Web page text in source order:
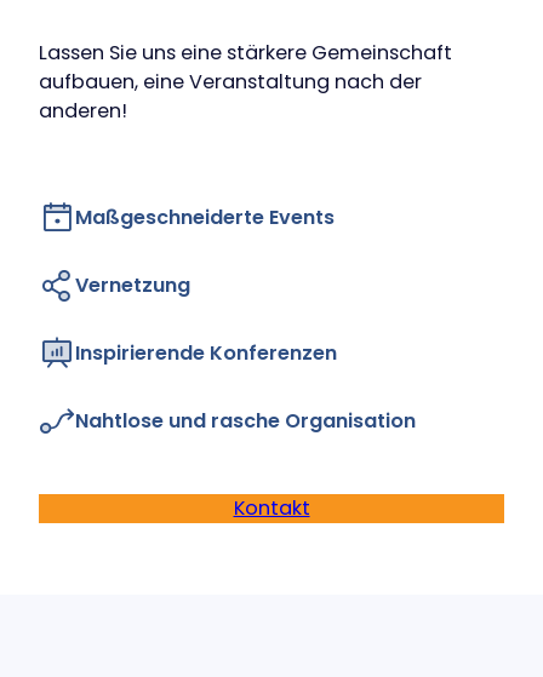
Lassen Sie uns eine stärkere Gemeinschaft
aufbauen, eine Veranstaltung nach der
anderen!
Maßgeschneiderte Events
Vernetzung
Inspirierende Konferenzen
Nahtlose und rasche Organisation
Kontakt